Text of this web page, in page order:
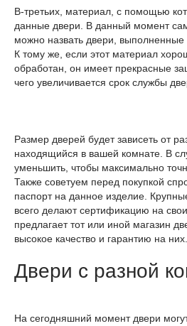
В-третьих, материал, с помощью
данные двери. В данный момент
можно назвать двери, выполненные
К тому же, если этот материал
обработан, он имеет прекрасные
чего увеличивается срок службы
Размер дверей будет зависеть от
находящийся в вашей комнате. В
уменьшить, чтобы максимально
Также советуем перед покупкой
паспорт на данное изделие.
всего делают сертификацию на
предлагает тот или иной магазин
высокое качество и гарантию на них.
Двери с разной
На сегодняшний момент двери